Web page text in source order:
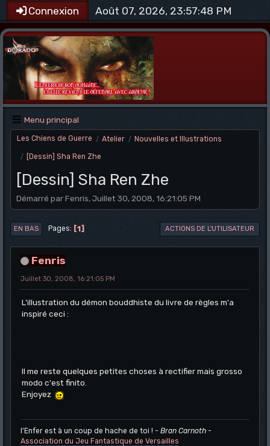
Connexion Août 07, 2026, 23:57:48 PM
Menu principal
Les Chiens de Guerre / Atelier / Nouvelles et Illustrations
/ [Dessin] Sha Ren Zhe
[Dessin] Sha Ren Zhe
Démarré par Fenris, Juillet 30, 2008, 16:21:05 PM
EN BAS Pages 1 ACTIONS DE L'UTILISATEUR
Fenris
Juillet 30, 2008, 16:21:05 PM
L'illustration du démon bouddhiste du livre de règles m'a
inspiré ceci :
Il me reste quelques petites choses à rectifier mais grosso
modo c'est finito.
Enjoyez
l'Enfer est à un coup de hache de toi ! - Bran Carnoth -
Association du Jeu Fantastique de Versailles